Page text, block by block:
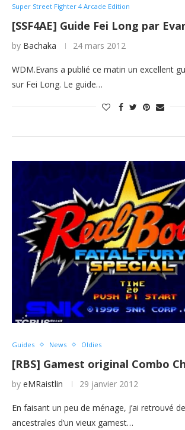
Super Street Fighter 4 Arcade Edition
[SSF4AE] Guide Fei Long par
by Bachaka 24 mars 2012
WDM.Evans a publié ce matin un excellent
sur Fei Long. Le guide…
Guides News Oldies
[RBS] Gamest original Combo
by eMRaistlin 29 janvier 2012
En faisant un peu de ménage, j’ai retrouvé
ancestrales d’un vieux gamest…